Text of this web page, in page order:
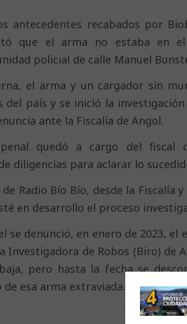
antecedentes recabados por
que el arma no estaba en
policial de calle Manuel
el arma y un cargador sin
del país y se inició la
ante la Fiscalía de Angol.
quedó a cargo del fiscal
diligencias para aclarar lo
Radio Bío Bío, desde la Fiscalía
en desarrollo el proceso
se denunció, en enero de 2023,
Investigadora de Robos (Biro) de
pero hasta la fecha se
esa arma extraviada.